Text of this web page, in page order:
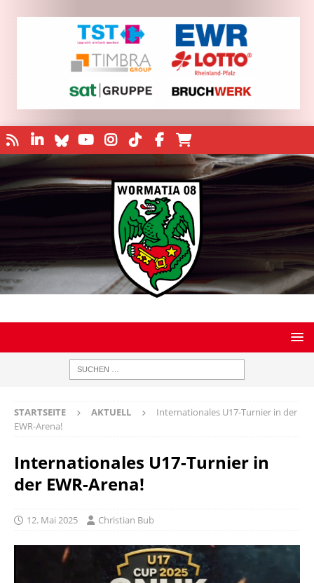
STARTSEITE AKTUELL
Internationales U17-Turnier in der
EWR-Arena!
Internationales U17-Turnier in
der EWR-Arena!
12. Mai 2025 Christian Bub